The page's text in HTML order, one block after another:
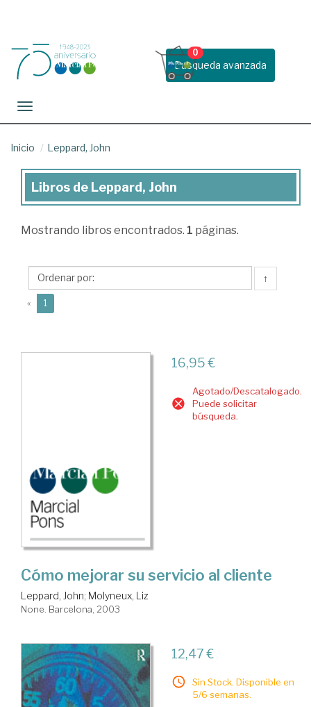
Busqueda avanzada
0
Toggle navigation
Inicio Leppard, John
Libros
Leppard,
Libros de Leppard, John
Mostrando libros encontrados. 1 páginas.
↑
« 1
16,95 €
Agotado/Descatalogado.
Puede solicitar
búsqueda.
Cómo mejorar su servicio al cliente
Leppard, John; Molyneux, Liz
None. Barcelona, 2003
12,47 €
Sin Stock. Disponible en
5/6 semanas.